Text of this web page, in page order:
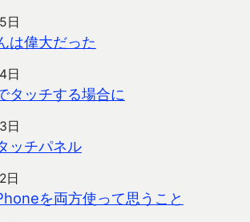
日
は偉大だった
日
タッチする場合に
日
ッチパネル
日
を両方使って思うこと